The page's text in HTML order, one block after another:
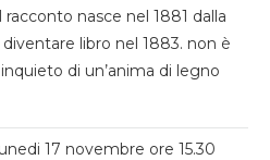
nasce nel 1881 dalla
libro nel 1883. non è
di un’anima di legno
17 novembre ore 15.30